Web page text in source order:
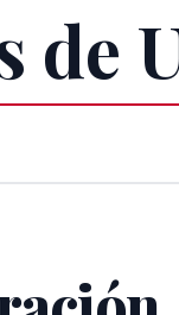
de